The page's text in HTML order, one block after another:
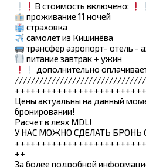
В стоимость включено:
проживание 11 ночей
страховка
самолёт из Кишинёва
трансфер аэропорт- отель -
питание завтрак + ужин
дополнительно
Цены актуальны на данный
бронировании!
Расчет в леях MDL!
У НАС МОЖНО СДЕЛАТЬ БРОНЬ
++
За более подробной